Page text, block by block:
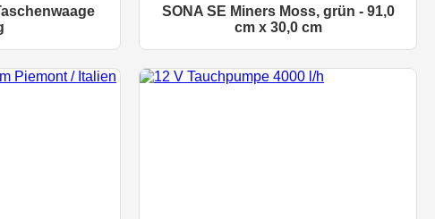
SONA SE Miners Moss, grün - 91,0
cm x 30,0 cm